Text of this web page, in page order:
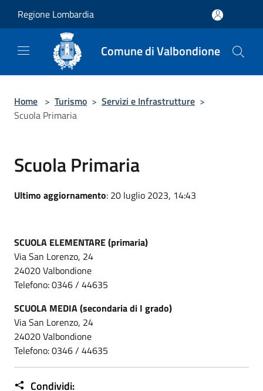
Regione Lombardia
Comune di Valbondione
Home > Turismo > Servizi e Infrastrutture >
Scuola Primaria
Scuola Primaria
Ultimo aggiornamento: 20 luglio 2023, 14:43
SCUOLA ELEMENTARE (primaria)
Via San Lorenzo, 24
24020 Valbondione
Telefono: 0346 / 44635
SCUOLA MEDIA (secondaria di I grado)
Via San Lorenzo, 24
24020 Valbondione
Telefono: 0346 / 44635
Condividi: